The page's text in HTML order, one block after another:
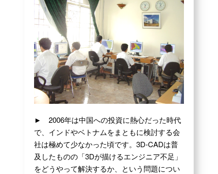
► 2006年は中国への投資に熱心だった時代
で、インドやベトナムをまともに検討する会
社は極めて少なかった頃です。3D-CADは普
及したものの「3Dが描けるエンジニア不足」
をどうやって解決するか、という問題につい